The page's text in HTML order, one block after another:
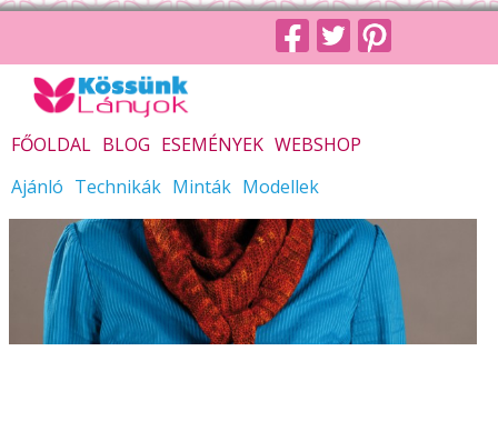
FŐOLDAL BLOG ESEMÉNYEK WEBSHOP
Ajánló Technikák Minták Modellek